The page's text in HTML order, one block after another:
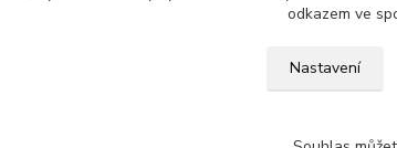
Jiří Cvrček, Autoalarm servis HK
odkazem ve
Nastavení